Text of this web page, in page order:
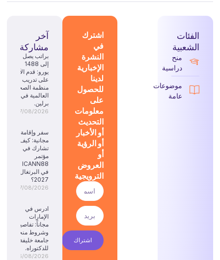
الفئات
الشعبية
منح
دراسية
موضوعات
عامة
اشترك
في
النشرة
الإخبارية
لدينا
للحصول
على
معلومات
التحديث
أو الأخبار
أو الرؤية
أو
العروض
الترويجية
اشتراك
آخر
مشاركة
براتب يصل
إلى 1488
يورو: قدم الآن
على تدريب
منظمة الصحة
العالمية في
برلين.
07/08/2026
سفر وإقامة
مجانية: كيف
تشارك في
مؤتمر
ICANN88
في البرتغال
2027؟
07/08/2026
ادرس في
الإمارات
مجاناً: تفاصيل
وشروط منحة
جامعة خليفة
للدكتوراه.
06/08/2026